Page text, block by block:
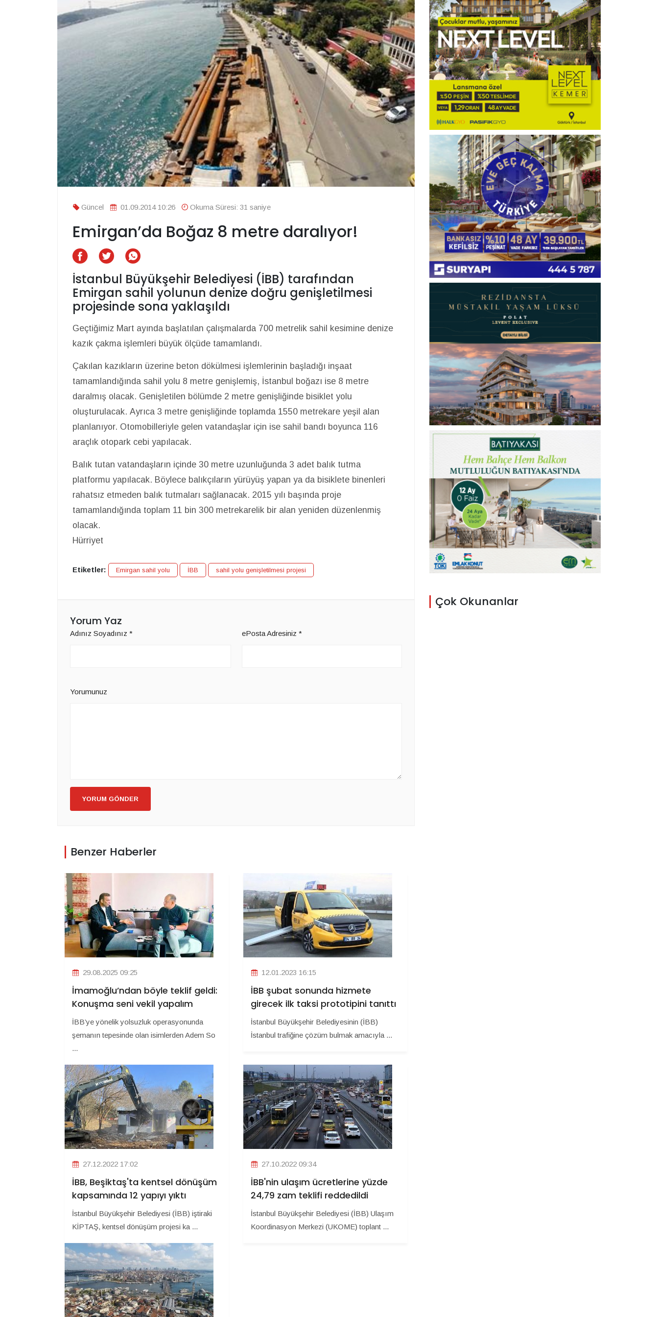
Güncel 01.09.2014 10:26 Okuma Süresi: 31 saniye
Emirgan’da Boğaz 8 metre daralıyor!
İstanbul Büyükşehir Belediyesi (İBB) tarafından
Emirgan sahil yolunun denize doğru genişletilmesi
projesinde sona yaklaşıldı
Geçtiğimiz Mart ayında başlatılan çalışmalarda 700 metrelik sahil kesimine denize
kazık çakma işlemleri büyük ölçüde tamamlandı.
Çakılan kazıkların üzerine beton dökülmesi işlemlerinin başladığı inşaat
tamamlandığında sahil yolu 8 metre genişlemiş, İstanbul boğazı ise 8 metre
daralmış olacak. Genişletilen bölümde 2 metre genişliğinde bisiklet yolu
oluşturulacak. Ayrıca 3 metre genişliğinde toplamda 1550 metrekare yeşil alan
planlanıyor. Otomobilleriyle gelen vatandaşlar için ise sahil bandı boyunca 116
araçlık otopark cebi yapılacak.
Balık tutan vatandaşların içinde 30 metre uzunluğunda 3 adet balık tutma
platformu yapılacak. Böylece balıkçıların yürüyüş yapan ya da bisiklete binenleri
rahatsız etmeden balık tutmaları sağlanacak. 2015 yılı başında proje
tamamlandığında toplam 11 bin 300 metrekarelik bir alan yeniden düzenlenmiş
olacak.
Hürriyet
Etiketler: Emirgan sahil yolu İBB sahil yolu genişletilmesi projesi
Yorum Yaz
Adınız Soyadınız * ePosta Adresiniz *
Yorumunuz
YORUM GÖNDER
Benzer Haberler
29.08.2025 09:25
İmamoğlu’ndan böyle teklif geldi:
Konuşma seni vekil yapalım
İBB’ye yönelik yolsuzluk operasyonunda
şemanın tepesinde olan isimlerden Adem So
...
12.01.2023 16:15
İBB şubat sonunda hizmete
girecek ilk taksi prototipini tanıttı
İstanbul Büyükşehir Belediyesinin (İBB)
İstanbul trafiğine çözüm bulmak amacıyla ...
27.12.2022 17:02
İBB, Beşiktaş'ta kentsel dönüşüm
kapsamında 12 yapıyı yıktı
İstanbul Büyükşehir Belediyesi (İBB) iştiraki
KİPTAŞ, kentsel dönüşüm projesi ka ...
27.10.2022 09:34
İBB'nin ulaşım ücretlerine yüzde
24,79 zam teklifi reddedildi
İstanbul Büyükşehir Belediyesi (İBB) Ulaşım
Koordinasyon Merkezi (UKOME) toplant ...
Çok Okunanlar